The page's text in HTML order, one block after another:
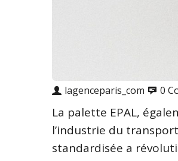
lagenceparis_com 0
La palette EPAL,
l’industrie du
standardisée a